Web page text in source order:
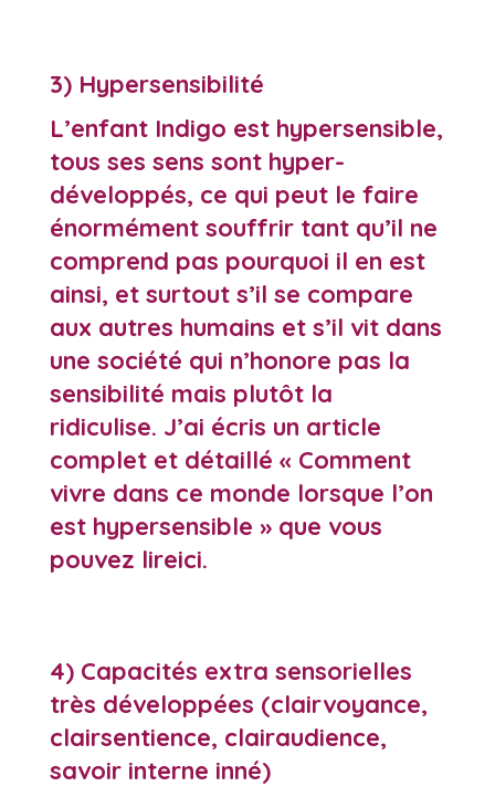
3) Hypersensibilité
L’enfant Indigo est hypersensible,
tous ses sens sont hyper-
développés, ce qui peut le faire
énormément souffrir tant qu’il ne
comprend pas pourquoi il en est
ainsi, et surtout s’il se compare
aux autres humains et s’il vit dans
une société qui n’honore pas la
sensibilité mais plutôt la
ridiculise. J’ai écris un article
complet et détaillé « Comment
vivre dans ce monde lorsque l’on
est hypersensible » que vous
pouvez lireici.
4) Capacités extra sensorielles
très développées (clairvoyance,
clairsentience, clairaudience,
savoir interne inné)